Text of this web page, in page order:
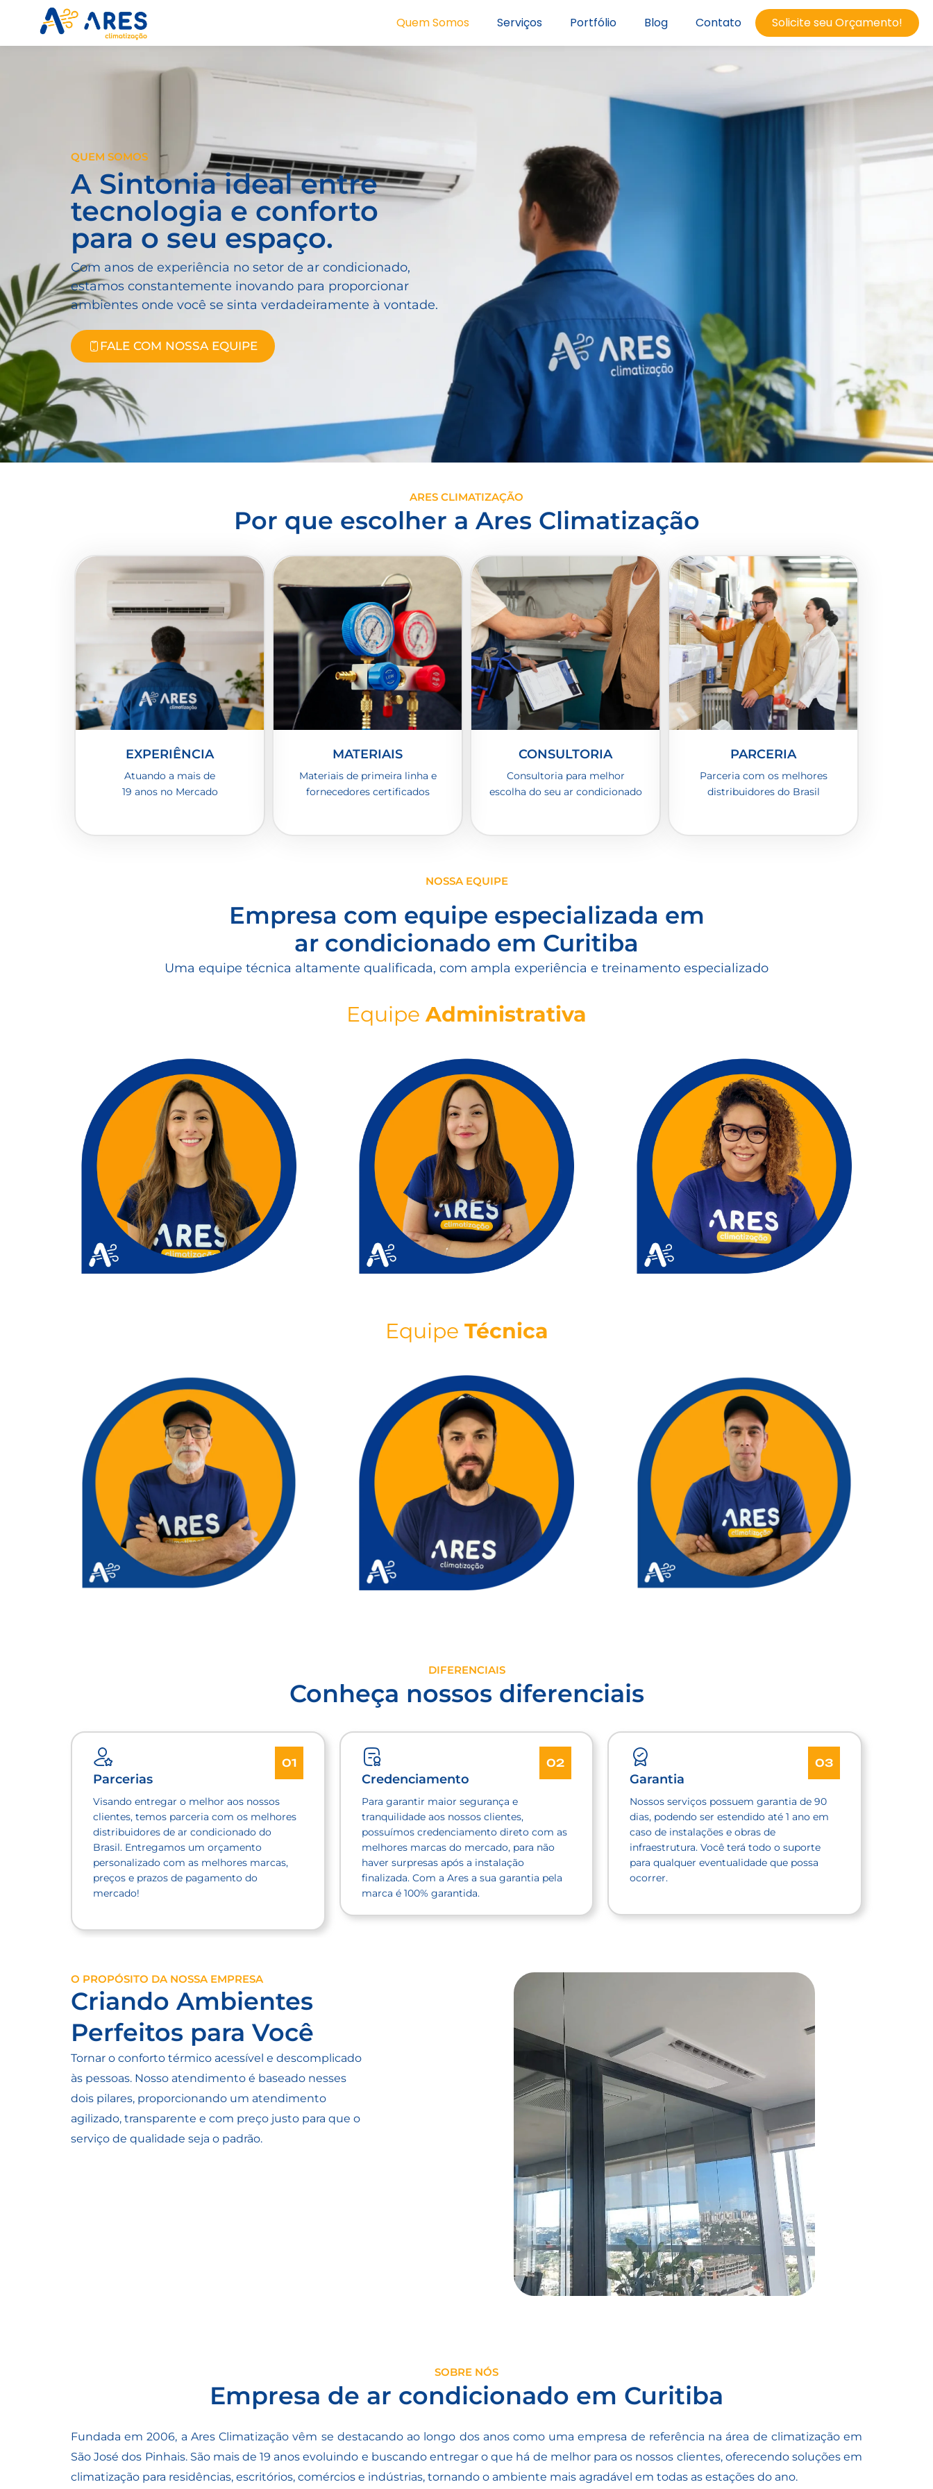
content
Quem Somos Serviços Portfólio Blog Contato Solicite seu Orçamento!
QUEM SOMOS
A Sintonia ideal entre
tecnologia e conforto
para o seu espaço.
Com anos de experiência no setor de ar condicionado,
estamos constantemente inovando para proporcionar
ambientes onde você se sinta verdadeiramente à vontade.
FALE COM NOSSA EQUIPE
ARES CLIMATIZAÇÃO
Por que escolher a Ares Climatização
EXPERIÊNCIA
Atuando a mais de
19 anos no Mercado
MATERIAIS
Materiais de primeira linha e
fornecedores certificados
CONSULTORIA
Consultoria para melhor
escolha do seu ar condicionado
PARCERIA
Parceria com os melhores
distribuidores do Brasil
NOSSA EQUIPE
Empresa com equipe especializada em
ar condicionado em Curitiba
Uma equipe técnica altamente qualificada, com ampla experiência e treinamento especializado
Equipe Administrativa
Equipe Técnica
DIFERENCIAIS
Conheça nossos diferenciais
01
Parcerias
Visando entregar o melhor aos nossos
clientes, temos parceria com os melhores
distribuidores de ar condicionado do
Brasil. Entregamos um orçamento
personalizado com as melhores marcas,
preços e prazos de pagamento do
mercado!
02
Credenciamento
Para garantir maior segurança e
tranquilidade aos nossos clientes,
possuímos credenciamento direto com as
melhores marcas do mercado, para não
haver surpresas após a instalação
finalizada. Com a Ares a sua garantia pela
marca é 100% garantida.
03
Garantia
Nossos serviços possuem garantia de 90
dias, podendo ser estendido até 1 ano em
caso de instalações e obras de
infraestrutura. Você terá todo o suporte
para qualquer eventualidade que possa
ocorrer.
O PROPÓSITO DA NOSSA EMPRESA
Criando Ambientes
Perfeitos para Você
Tornar o conforto térmico acessível e descomplicado
às pessoas. Nosso atendimento é baseado nesses
dois pilares, proporcionando um atendimento
agilizado, transparente e com preço justo para que o
serviço de qualidade seja o padrão.
SOBRE NÓS
Empresa de ar condicionado em Curitiba
Fundada em 2006, a Ares Climatização vêm se destacando ao longo dos anos como uma empresa de referência na área de climatização em
São José dos Pinhais. São mais de 19 anos evoluindo e buscando entregar o que há de melhor para os nossos clientes, oferecendo soluções em
climatização para residências, escritórios, comércios e indústrias, tornando o ambiente mais agradável em todas as estações do ano.